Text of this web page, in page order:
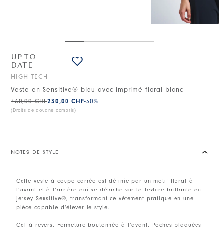
UP TO
DATE
HIGH TECH
Veste en Sensitive® bleu avec imprimé floral blanc
230,00 CHF
460,00 CHF -50%
(Droits de douane compris)
NOTES DE STYLE
Cette veste à coupe carrée est définie par un motif floral à
l’avant et à l’arrière qui se détache sur la texture brillante du
jersey Sensitive®, transformant ce vêtement pratique en une
pièce capable d’élever le style.
Col à revers. Fermeture boutonnée à l’avant. Poches plaquées